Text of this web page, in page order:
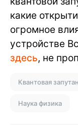
какие
огромное
устройстве
здесь, не
Квантовая
Наука физика